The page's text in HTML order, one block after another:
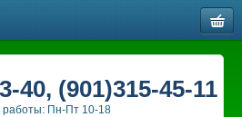
40, (901)315-45-11
работы: Пн-Пт 10-18